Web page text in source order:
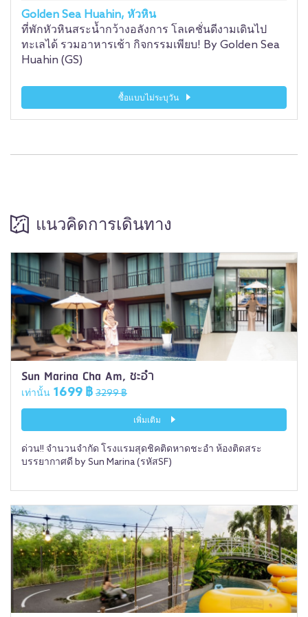
Golden Sea Huahin, หัวหิน
ที่พักหัวหินสระน้ำกว้างอลังการ โลเคชั่นดีงามเดินไป
ทะเลได้ รวมอาหารเช้า กิจกรรมเพียบ! By Golden Sea
Huahin (GS)
ซื้อแบบไม่ระบุวัน
แนวคิดการเดินทาง
Sun Marina Cha Am, ชะอำ
เท่านั้น 1699 ฿ 3299 ฿
เพิ่มเติม
ด่วน!! จำนวนจำกัด โรงแรมสุดชิคติดหาดชะอำ ห้องติดสระ
บรรยากาศดี by Sun Marina (รหัสSF)